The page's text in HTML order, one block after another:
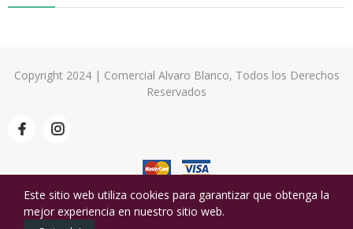
Copyright 2024 | Comercial Alvaro Blanco, Todos los Derechos
Reservados
Este sitio web utiliza cookies para garantizar que obtenga la
mejor experiencia en nuestro sitio web.